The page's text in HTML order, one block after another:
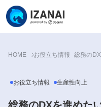
HOME お役立ち情報
お役立ち情報 生産性向上